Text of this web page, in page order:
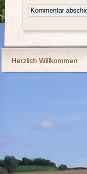
Herzlich Willkommen